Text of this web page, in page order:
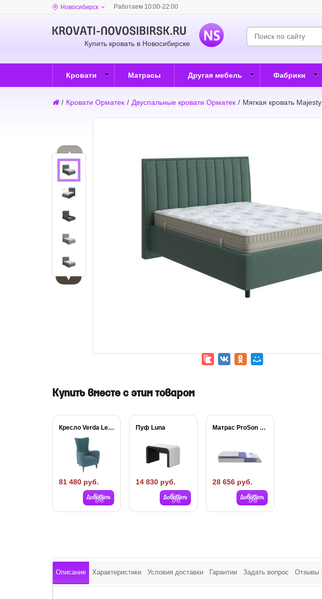
Новосибирск Работаем 10:00-22:00
Купить кровать в Новосибирске
Кровати Матрасы Другая мебель Фабрики
/ Кровати Орматек / Двуспальные кровати Орматек / Мягкая кровать Majesty
▲
▼
Купить вместе с этим товаром
Кресло Verda Leon
81 480 руб.
Добавить
Пуф Luna
14 830 руб.
Добавить
Матрас ProSon Active...
28 656 руб.
Добавить
Описание Характеристики Условия доставки Гарантии Задать вопрос Отзывы